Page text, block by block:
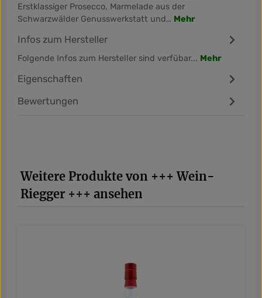
Erstklassiger Prosecco, Marmelade aus der
Schwarzwälder Genusswerkstatt und… Mehr
Infos zum Hersteller
Folgende Infos zum Hersteller sind verfübar... Mehr
Eigenschaften
Bewertungen
Produktgalerie überspringen
Weitere Produkte von +++ Wein-
Riegger +++ ansehen